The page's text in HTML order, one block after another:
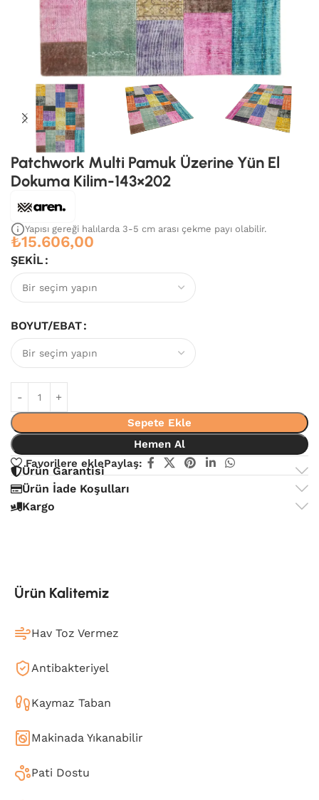
Patchwork Multi Pamuk Üzerine Yün El
Dokuma Kilim-143×202
Yapısı gereği halılarda 3-5 cm arası çekme payı olabilir.
₺15.606,00
ŞEKIL
BOYUT/EBAT
Sepete Ekle
Hemen Al
Favorilere eklePaylaş:
Ürün Garantisi
Ürün İade Koşulları
Kargo
Ürün Kalitemiz
Hav Toz Vermez
Antibakteriyel
Kaymaz Taban
Makinada Yıkanabilir
Pati Dostu